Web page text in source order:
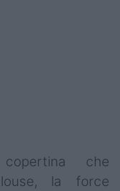
che
la force